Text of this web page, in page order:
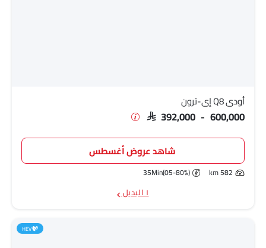
أودي Q8 إي-ترون
SAR 392,000 - 600,000
شاهد عروض أغسطس
582 km
35Min(05-80%)
١ البديل
HEV